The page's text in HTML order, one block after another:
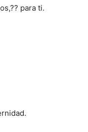
para ti.